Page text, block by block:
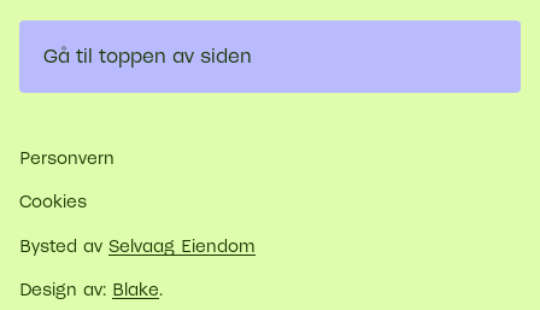
Gå til toppen av siden
Personvern
Cookies
Bysted av Selvaag Eiendom
Design av: Blake.